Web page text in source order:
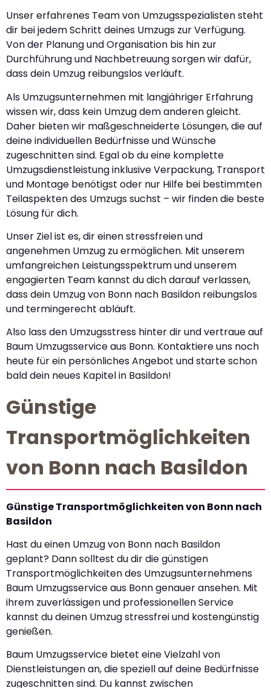
Unser erfahrenes Team von Umzugsspezialisten steht
dir bei jedem Schritt deines Umzugs zur Verfügung.
Von der Planung und Organisation bis hin zur
Durchführung und Nachbetreuung sorgen wir dafür,
dass dein Umzug reibungslos verläuft.
Als Umzugsunternehmen mit langjähriger Erfahrung
wissen wir, dass kein Umzug dem anderen gleicht.
Daher bieten wir maßgeschneiderte Lösungen, die auf
deine individuellen Bedürfnisse und Wünsche
zugeschnitten sind. Egal ob du eine komplette
Umzugsdienstleistung inklusive Verpackung, Transport
und Montage benötigst oder nur Hilfe bei bestimmten
Teilaspekten des Umzugs suchst – wir finden die beste
Lösung für dich.
Unser Ziel ist es, dir einen stressfreien und
angenehmen Umzug zu ermöglichen. Mit unserem
umfangreichen Leistungsspektrum und unserem
engagierten Team kannst du dich darauf verlassen,
dass dein Umzug von Bonn nach Basildon reibungslos
und termingerecht abläuft.
Also lass den Umzugsstress hinter dir und vertraue auf
Baum Umzugsservice aus Bonn. Kontaktiere uns noch
heute für ein persönliches Angebot und starte schon
bald dein neues Kapitel in Basildon!
Günstige
Transportmöglichkeiten
von Bonn nach Basildon
Günstige Transportmöglichkeiten von Bonn nach
Basildon
Hast du einen Umzug von Bonn nach Basildon
geplant? Dann solltest du dir die günstigen
Transportmöglichkeiten des Umzugsunternehmens
Baum Umzugsservice aus Bonn genauer ansehen. Mit
ihrem zuverlässigen und professionellen Service
kannst du deinen Umzug stressfrei und kostengünstig
genießen.
Baum Umzugsservice bietet eine Vielzahl von
Dienstleistungen an, die speziell auf deine Bedürfnisse
zugeschnitten sind. Du kannst zwischen